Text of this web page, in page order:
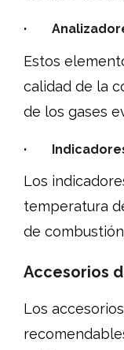
·
Estos
calidad de la
de los gases
·
Los
temperatura
de
Accesorios
Los